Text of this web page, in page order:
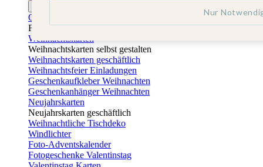
Osterkarten
Fotogeschenke zu Ostern
Weihnachtskarten
Weihnachtskarten selbst gestalten
Weihnachtskarten geschäftlich
Weihnachtsfeier Einladungen
Geschenkaufkleber Weihnachten
Geschenkanhänger Weihnachten
Neujahrskarten
Neujahrskarten geschäftlich
Weihnachtliche Tischdeko
Windlichter
Foto-Adventskalender
Fotogeschenke Valentinstag
Nur